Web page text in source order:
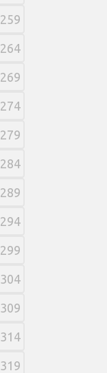
259
264
269
274
279
284
289
294
299
304
309
314
319